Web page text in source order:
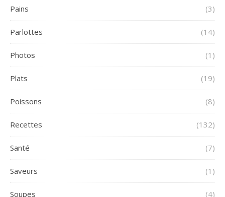
Pains (3)
Parlottes (14)
Photos (1)
Plats (19)
Poissons (8)
Recettes (132)
Santé (7)
Saveurs (1)
Soupes (4)